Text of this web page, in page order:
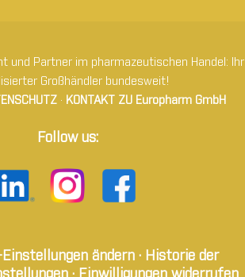
und Partner im pharmazeutischen Handel: Ihr
Großhändler bundesweit!
· KONTAKT ZU Europharm GmbH
Follow us:
ändern · Historie der